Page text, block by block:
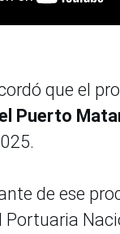
que el
Puerto
de ese